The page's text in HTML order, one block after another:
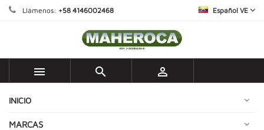
Llámenos: +58 4146002468 Español VE
  
INICIO
MARCAS